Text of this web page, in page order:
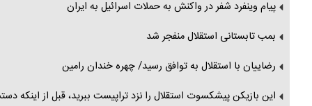
پیام وینفرد شفر در واکنش به حملات اسرائیل به ایران
بمب تابستانی استقلال منفجر شد
رضاییان با استقلال به توافق رسید/ چهره خندان رامین
این بازیکن پیشکسوت استقلال را نزد تراپیست ببرید، قبل از اینکه